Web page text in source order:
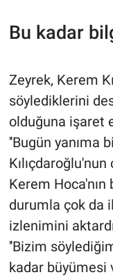
Bu kadar
Zeyrek, Kerem
söylediklerini
olduğuna işaret
''Bugün yanıma
Kılıçdaroğlu'nun
Kerem Hoca'nın
durumla çok da
izlenimini
''Bizim
kadar büyümesi